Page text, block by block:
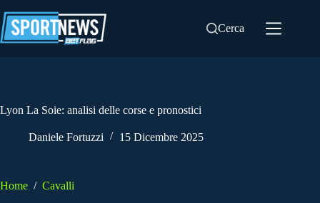
al
contenuto
Cerca
Lyon La Soie: analisi delle corse e pronostici
Daniele Fortuzzi 15 Dicembre 2025
Home / Cavalli